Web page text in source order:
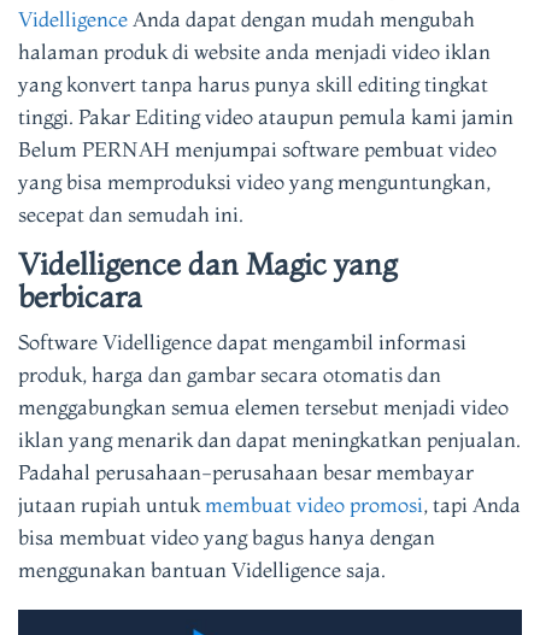
Videlligence Anda dapat dengan mudah mengubah
halaman produk di website anda menjadi video iklan
yang konvert tanpa harus punya skill editing tingkat
tinggi. Pakar Editing video ataupun pemula kami jamin
Belum PERNAH menjumpai software pembuat video
yang bisa memproduksi video yang menguntungkan,
secepat dan semudah ini.
Videlligence dan Magic yang
berbicara
Software Videlligence dapat mengambil informasi
produk, harga dan gambar secara otomatis dan
menggabungkan semua elemen tersebut menjadi video
iklan yang menarik dan dapat meningkatkan penjualan.
Padahal perusahaan-perusahaan besar membayar
jutaan rupiah untuk membuat video promosi, tapi Anda
bisa membuat video yang bagus hanya dengan
menggunakan bantuan Videlligence saja.